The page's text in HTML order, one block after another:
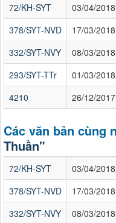
72/KH-SYT 03/04/2018
378/SYT-NVD
17/03/2018
332/SYT-NVY
08/03/2018
293/SYT-TTr
01/03/2018
4210
26/12/2017
Các văn bản cùng
Thuần"
72/KH-SYT 03/04/2018
378/SYT-NVD
17/03/2018
332/SYT-NVY
08/03/2018